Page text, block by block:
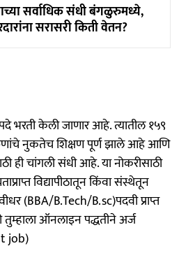
सर्वाधिक संधी बंगळुरुमध्ये,
सरासरी किती वेतन?
भरती केली जाणार आहे. त्यातील १५९
नुकतेच शिक्षण पूर्ण झाले आहे आणि
ही चांगली संधी आहे. या नोकरीसाठी
विद्यापीठातून किंवा संस्थेतून
(BBA/B.Tech/B.sc)पदवी प्राप्त
ऑनलाइन पद्धतीने अर्ज
job)